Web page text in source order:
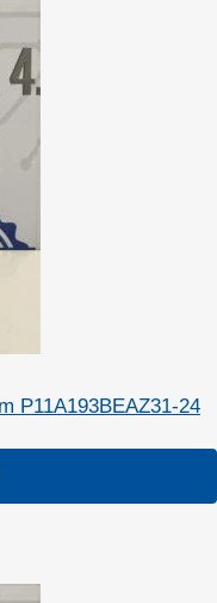
P11A193BEAZ31-24